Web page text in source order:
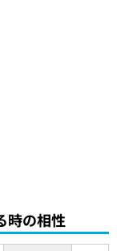
時の相性